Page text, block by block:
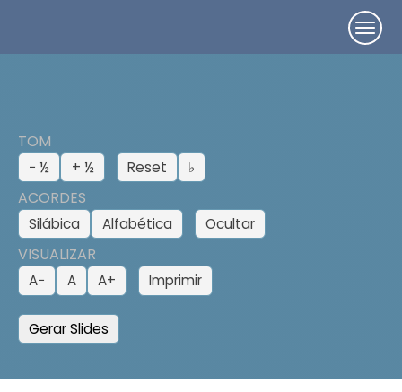
TOM
− ½ + ½ Reset ♭
ACORDES
Silábica Alfabética Ocultar
VISUALIZAR
A− A A+ Imprimir
Gerar Slides